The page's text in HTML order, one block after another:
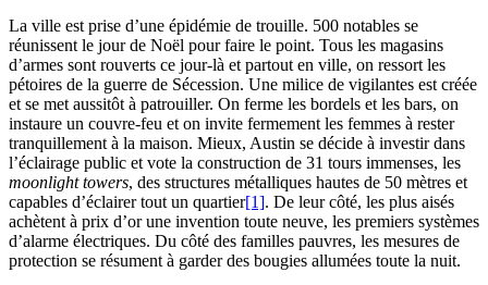
La ville est prise d’une épidémie de trouille. 500 notables se
réunissent le jour de Noël pour faire le point. Tous les magasins
d’armes sont rouverts ce jour-là et partout en ville, on ressort les
pétoires de la guerre de Sécession. Une milice de vigilantes est créée
et se met aussitôt à patrouiller. On ferme les bordels et les bars, on
instaure un couvre-feu et on invite fermement les femmes à rester
tranquillement à la maison. Mieux, Austin se décide à investir dans
l’éclairage public et vote la construction de 31 tours immenses, les
moonlight towers, des structures métalliques hautes de 50 mètres et
capables d’éclairer tout un quartier[1]. De leur côté, les plus aisés
achètent à prix d’or une invention toute neuve, les premiers systèmes
d’alarme électriques. Du côté des familles pauvres, les mesures de
protection se résument à garder des bougies allumées toute la nuit.